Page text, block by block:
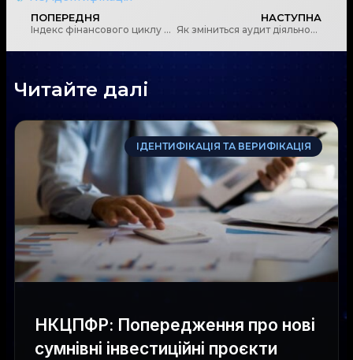
ПОПЕРЕДНЯ
Індекс фінансового циклу виявлятиме накопичення системних ризиків
НАСТУПНА
Як зміниться аудит діяльності та що загрожує за недопуск інспекторів
Читайте далі
ІДЕНТИФІКАЦІЯ ТА ВЕРИФІКАЦІЯ
НКЦПФР: Попередження про нові
сумнівні інвестиційні проєкти